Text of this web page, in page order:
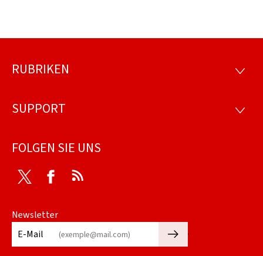
Footer
RUBRIKEN
SUPPORT
FOLGEN SIE UNS
Twitter Facebook
Newsletter
E-Mail
🡒